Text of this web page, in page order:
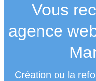
Vous
agence
Création ou la